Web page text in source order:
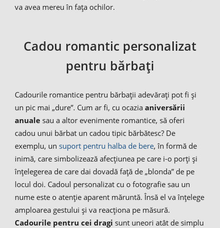
va avea mereu în fața ochilor.
Cadou romantic personalizat
pentru bărbați
Cadourile romantice pentru bărbații adevărați pot fi și
un pic mai „dure”. Cum ar fi, cu ocazia aniversării
anuale sau a altor evenimente romantice, să oferi
cadou unui bărbat un cadou tipic bărbătesc? De
exemplu, un suport pentru halba de bere, în formă de
inimă, care simbolizează afecțiunea pe care i-o porți și
înțelegerea de care dai dovadă față de „blonda” de pe
locul doi. Cadoul personalizat cu o fotografie sau un
nume este o atenție aparent măruntă. Însă el va înțelege
amploarea gestului și va reacționa pe măsură.
Cadourile pentru cei dragi sunt uneori atât de simplu